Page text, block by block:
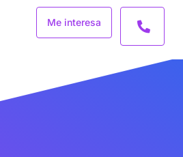
Me interesa